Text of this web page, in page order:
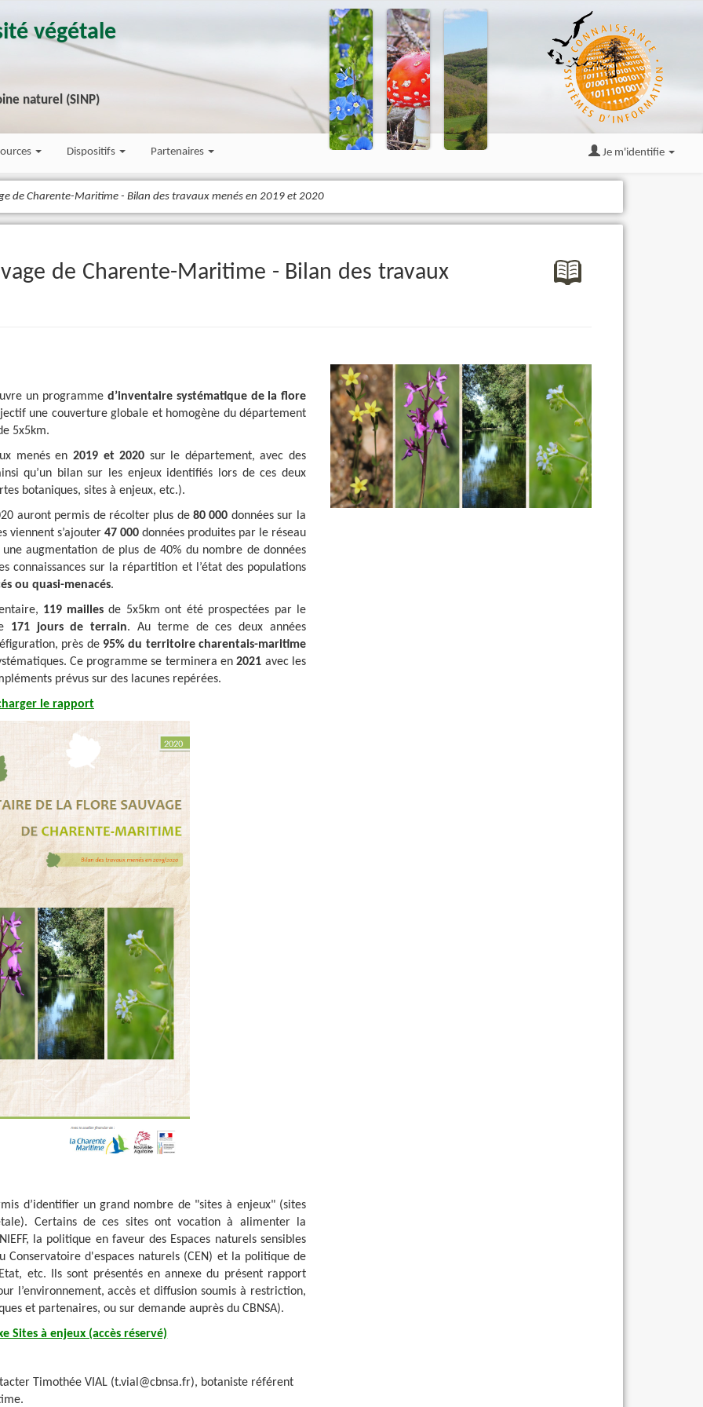
végétale
naturel (SINP)
Dispositifs Partenaires Je m'identifie
de Charente-Maritime - Bilan des travaux menés en 2019 et 2020
de Charente-Maritime - Bilan des travaux
un programme d’inventaire systématique de la flore
une couverture globale et homogène du département
5x5km.
menés en 2019 et 2020 sur le département, avec des
qu’un bilan sur les enjeux identifiés lors de ces deux
botaniques, sites à enjeux, etc.).
auront permis de récolter plus de 80 000 données sur la
viennent s’ajouter 47 000 données produites par le réseau
augmentation de plus de 40% du nombre de données
connaissances sur la répartition et l’état des populations
ou quasi-menacés.
119 mailles de 5x5km ont été prospectées par le
171 jours de terrain. Au terme de ces deux années
près de 95% du territoire charentais-maritime
Ce programme se terminera en 2021 avec les
prévus sur des lacunes repérées.
le rapport
d’identifier un grand nombre de "sites à enjeux" (sites
Certains de ces sites ont vocation à alimenter la
la politique en faveur des Espaces naturels sensibles
d'espaces naturels (CEN) et la politique de
etc. Ils sont présentés en annexe du présent rapport
l’environnement, accès et diffusion soumis à restriction,
et partenaires, ou sur demande auprès du CBNSA).
Sites à enjeux (accès réservé)
Timothée VIAL (t.vial@cbnsa.fr), botaniste référent